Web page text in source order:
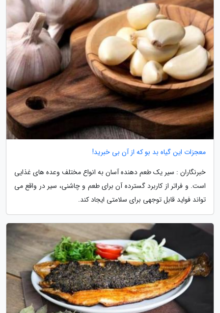
معجزات این گیاه بد بو که از آن بی خبرید!
خبرنگاران : سیر یک طعم دهنده آسان به انواع مختلف وعده های غذایی
است. و فراتر از کاربرد گسترده آن برای طعم و چاشنی، سیر در واقع می
تواند فواید قابل توجهی برای سلامتی ایجاد کند.